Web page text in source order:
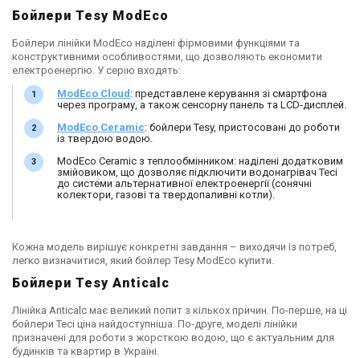
Бойлери Tesy ModEco
Бойлери лінійки ModEco наділені фірмовими функціями та
конструктивними особливостями, що дозволяють економити
електроенергію. У серію входять:
ModEco Cloud : представлене керування зі смартфона
через програму, а також сенсорну панель та LCD-дисплей.
ModEco Ceramic: бойлери Tesy, пристосовані до роботи
із твердою водою.
ModEco Ceramic з теплообмінником: наділені додатковим
змійовиком, що дозволяє підключити водонагрівач Тесі
до системи альтернативної електроенергії (сонячні
колектори, газові та твердопаливні котли).
Кожна модель вирішує конкретні завдання – виходячи із потреб,
легко визначитися, який бойлер Tesy ModEco купити.
Бойлери Tesy Anticalc
Лінійка Anticalc має великий попит з кількох причин. По-перше, на ці
бойлери Тесі ціна найдоступніша. По-друге, моделі лінійки
призначені для роботи з жорсткою водою, що є актуальним для
будинків та квартир в Україні.